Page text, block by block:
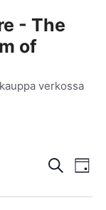
- The
of
verkossa
E
v
S
a
E
v
D
y